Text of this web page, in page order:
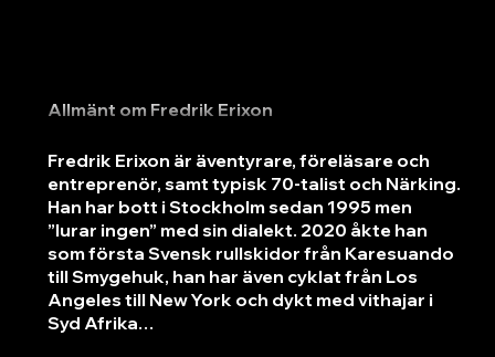
Allmänt om Fredrik Erixon
Fredrik Erixon är äventyrare, föreläsare och
entreprenör, samt typisk 70-talist och Närking.
Han har bott i Stockholm sedan 1995 men
”lurar ingen” med sin dialekt. 2020 åkte han
som första Svensk rullskidor från Karesuando
till Smygehuk, han har även cyklat från Los
Angeles till New York och dykt med vithajar i
Syd Afrika…